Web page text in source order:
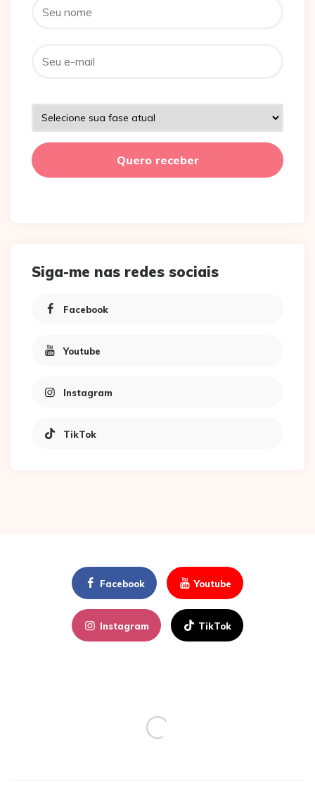
Siga-me nas redes sociais
Facebook
Youtube
Instagram
TikTok
Facebook Youtube
Instagram TikTok